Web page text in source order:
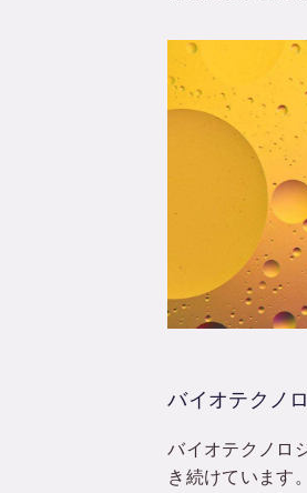
バイオテクノ
バイオテクノロ
き続けています